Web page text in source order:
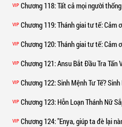
VIP Chương 118: Tất cả mọi người
VIP Chương 119: Thánh giai tư tế: Cảm ơn Ansu
VIP Chương 120: Thánh giai tư tế: Cảm ơn Ansu
VIP Chương 121: Ansu Bắt Đầu Tra Tấn
VIP Chương 122: Sinh Mệnh Tư Tế?
VIP Chương 123: Hỗn Loạn Thánh Nữ
VIP Chương 124: "Enya, giúp ta đè lại